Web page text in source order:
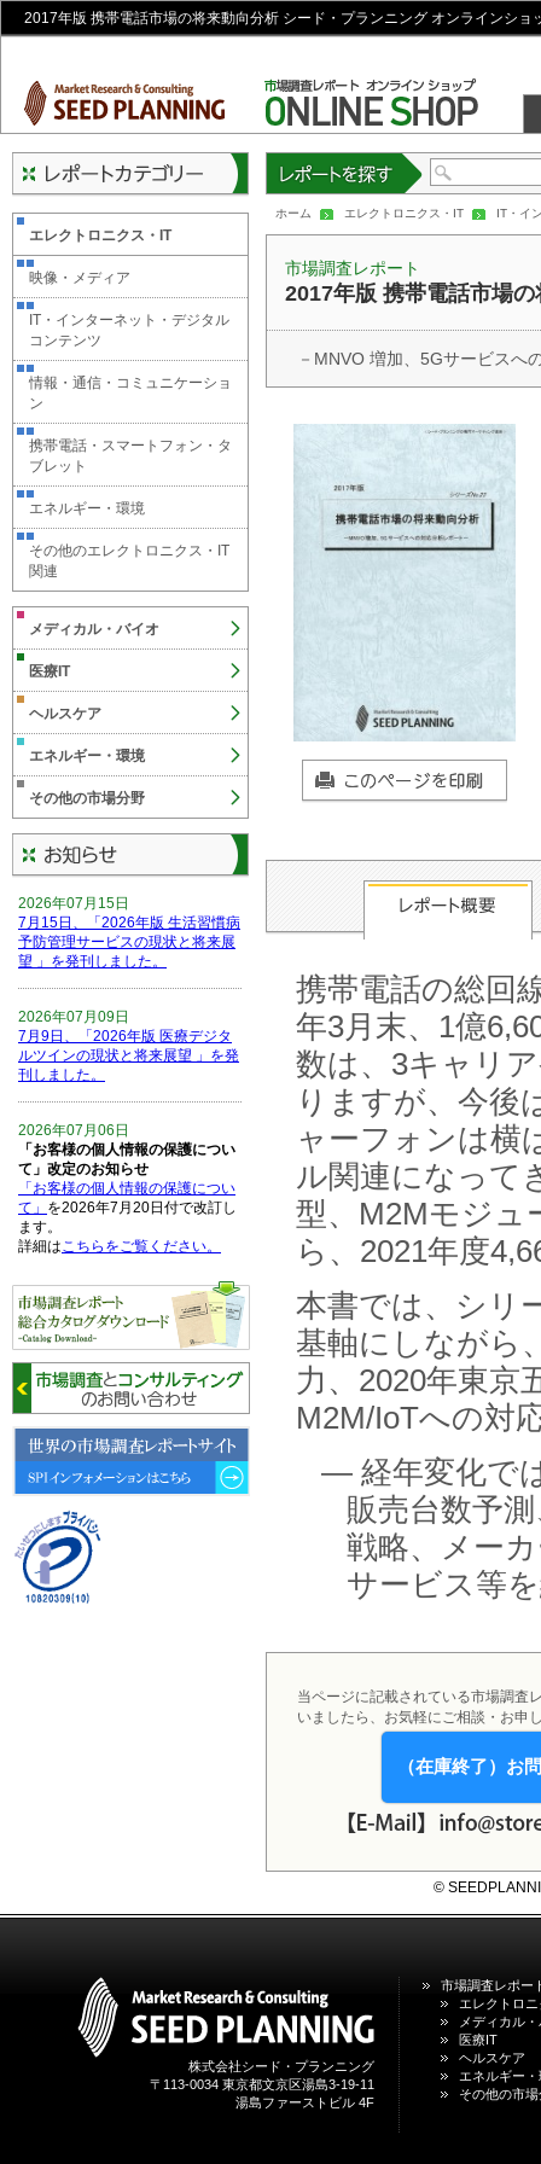
2017年版 携帯電話市場の将来動向分析 シード・プランニング オンラインショ
ホーム エレクトロニクス・IT IT・イ
市場調査レポート
2017年版 携帯電話市場
－MNVO 増加、5Gサービスへ
携帯電話の総回
年3月末、1億
数は、3キャリ
りますが、今後
ャーフォンは横
ル関連になって
型、M2Mモジュ
ら、2021年度
本書では、シリ
基軸にしながら
力、2020年東京
M2M/IoTへの対
— 経年変化で
販売台数予
戦略、メー
サービス等
当ページに記載されている市場調査
いましたら、お気軽にご相談・お申
（在庫終了）お
エレクトロニクス・IT
映像・メディア
IT・インターネット・デジタル
コンテンツ
情報・通信・コミュニケーショ
ン
携帯電話・スマートフォン・タ
ブレット
エネルギー・環境
その他のエレクトロニクス・IT
関連
メディカル・バイオ
医療IT
ヘルスケア
エネルギー・環境
その他の市場分野
2026年07月15日
7月15日、「2026年版 生活習慣病
予防管理サービスの現状と将来展
望 」を発刊しました。
2026年07月09日
7月9日、「2026年版 医療デジタ
ルツインの現状と将来展望 」を発
刊しました。
2026年07月06日
「お客様の個人情報の保護につい
て」改定のお知らせ
「お客様の個人情報の保護につい
て」 を2026年7月20日付で改訂し
ます。
詳細はこちらをご覧ください。
2026年06月15日
6月15日、「中国の医療保険医薬
品リスト 」を発刊しました。
2026年06月01日
6月1日、「2026-27年版 5G SA、
6GにおけるIoT／サービス市場の
動向 」を発刊しました。
2026年04月30日
4月30日、「2026年版 オンライン
診療サービスの現状と将来展望 」
を発刊しました。
12月16日、「2026年版 防災情報
システム・サービス市場の最新動
向と市場展望 」を発刊しました。
©
株式会社シード・プランニング
〒113-0034 東京都文京区湯島3-19-11
湯島ファーストビル 4F
市場調査レポー
エレクトロ
メディカル
医療IT
ヘルスケア
エネルギー
その他の市